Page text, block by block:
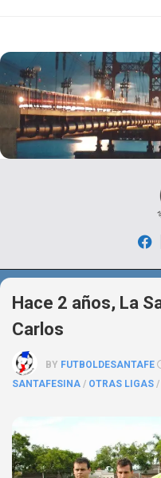
Hace 2 años, La
Carlos
BY FUTBOLDESANTAFE
SANTAFESINA / OTRAS LIGAS /